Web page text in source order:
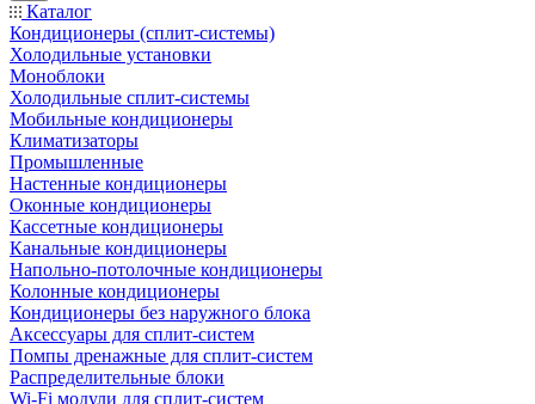
Каталог
Кондиционеры (сплит-системы)
Холодильные установки
Моноблоки
Холодильные сплит-системы
Мобильные кондиционеры
Климатизаторы
Промышленные
Настенные кондиционеры
Оконные кондиционеры
Кассетные кондиционеры
Канальные кондиционеры
Напольно-потолочные кондиционеры
Колонные кондиционеры
Кондиционеры без наружного блока
Аксессуары для сплит-систем
Помпы дренажные для сплит-систем
Распределительные блоки
Wi-Fi модули для сплит-систем